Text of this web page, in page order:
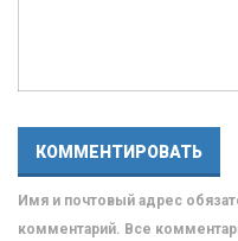
Имя и почтовый адрес
комментарий. Все